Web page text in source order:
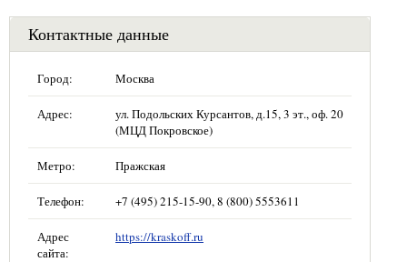
Контактные данные
Город: Москва
Адрес:
ул. Подольских Курсантов, д.15, 3 эт., оф. 20
(МЦД Покровское)
Метро: Пражская
Телефон: +7 (495) 215-15-90, 8 (800) 5553611
Адрес
сайта:
https://kraskoff.ru